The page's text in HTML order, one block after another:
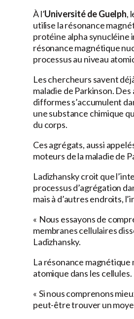
À l’Université de Guelph,
utilise la résonance
protéine alpha synucléine
résonance magnétique
processus au niveau
Les chercheurs savent
maladie de Parkinson.
difformes s’accumulent
une substance chimique
du corps.
Ces agrégats, aussi
moteurs de la maladie de
Ladizhansky croit que
processus d’agrégation
mais à d’autres endroits,
« Nous essayons de
membranes cellulaires
Ladizhansky.
La résonance magnétique
atomique dans les cellules.
« Si nous comprenons
peut-être trouver un